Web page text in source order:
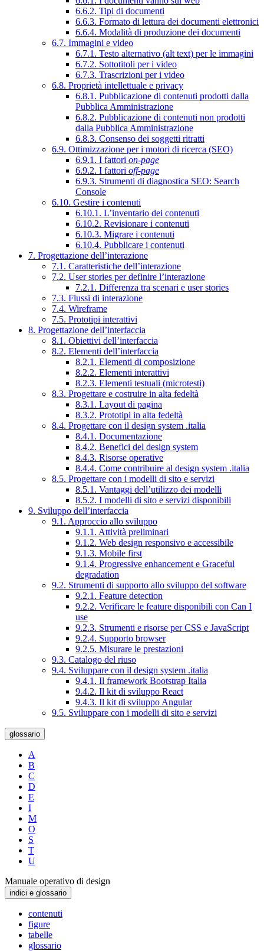
6.6.2. Tipi di documenti
6.6.3. Formato di lettura dei documenti elettronici
6.6.4. Modalità di produzione dei documenti
6.7. Immagini e video
6.7.1. Testo alternativo (alt text) per le immagini
6.7.2. Sottotitoli per i video
6.7.3. Trascrizioni per i video
6.8. Proprietà intellettuale e privacy
6.8.1. Pubblicazione di contenuti prodotti dalla
Pubblica Amministrazione
6.8.2. Pubblicazione di contenuti non prodotti
dalla Pubblica Amministrazione
6.8.3. Consenso dei soggetti ritratti
6.9. Ottimizzazione per i motori di ricerca (SEO)
6.9.1. I fattori on-page
6.9.2. I fattori off-page
6.9.3. Strumenti di diagnostica SEO: Search
Console
6.10. Gestire i contenuti
6.10.1. L’inventario dei contenuti
6.10.2. Revisionare i contenuti
6.10.3. Migrare i contenuti
6.10.4. Pubblicare i contenuti
7. Progettazione dell’interazione
7.1. Caratteristiche dell’interazione
7.2. User stories per definire l’interazione
7.2.1. Differenza tra scenari e user stories
7.3. Flussi di interazione
7.4. Wireframe
7.5. Prototipi interattivi
8. Progettazione dell’interfaccia
8.1. Obiettivi dell’interfaccia
8.2. Elementi dell’interfaccia
8.2.1. Elementi di composizione
8.2.2. Elementi interattivi
8.2.3. Elementi testuali (microtesti)
8.3. Progettare e costruire in alta fedeltà
8.3.1. Layout di pagina
8.3.2. Prototipi in alta fedeltà
8.4. Progettare con il design system .italia
8.4.1. Documentazione
8.4.2. Benefici del design system
8.4.3. Risorse operative
8.4.4. Come contribuire al design system .italia
8.5. Progettare con i modelli di sito e servizi
8.5.1. Vantaggi dell’utilizzo dei modelli
8.5.2. I modelli di sito e servizi disponibili
9. Sviluppo dell’interfaccia
9.1. Approccio allo sviluppo
9.1.1. Attività preliminari
9.1.2. Web design responsivo e accessibile
9.1.3. Mobile first
9.1.4. Progressive enhancement e Graceful
degradation
9.2. Strumenti di supporto allo sviluppo del software
9.2.1. Feature detection
9.2.2. Verificare le feature disponibili con Can I
use
9.2.3. Strumenti e risorse per CSS e JavaScript
9.2.4. Supporto browser
9.2.5. Misurare le prestazioni
9.3. Catalogo del riuso
9.4. Sviluppare con il design system .italia
9.4.1. Il framework Bootstrap Italia
9.4.2. Il kit di sviluppo React
9.4.3. Il kit di sviluppo Angular
9.5. Sviluppare con i modelli di sito e servizi
glossario
A
B
C
D
E
I
M
O
S
T
U
Manuale operativo di design
indici e glossario
contenuti
figure
tabelle
glossario